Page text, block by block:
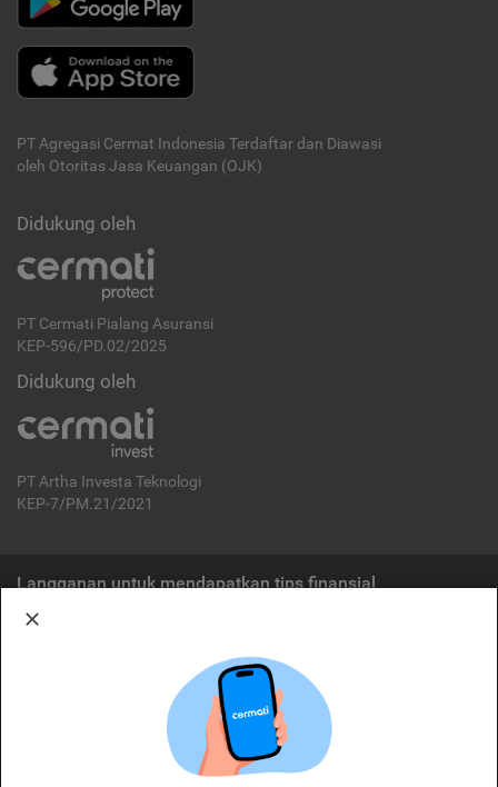
PT Agregasi Cermat Indonesia Terdaftar dan Diawasi
oleh Otoritas Jasa Keuangan (OJK)
Didukung oleh
PT Cermati Pialang Asuransi
KEP-596/PD.02/2025
Didukung oleh
PT Artha Investa Teknologi
KEP-7/PM.21/2021
Langganan untuk mendapatkan tips finansial
Cermati merupakan penyelenggara agregasi jasa keuangan yang terdaftar di
OJK. Oleh karena itu, produk dan/atau layanan jasa keuangan yang
ditawarkan bukan merupakan produk dan/atau layanan jasa keuangan yang
diterbitkan oleh Cermati dan Cermati tidak bertanggung jawab atas tuntutan